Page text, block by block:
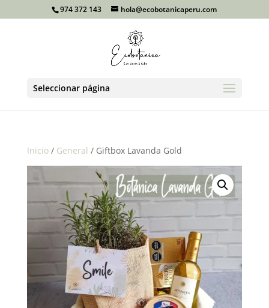
974 372 143 hola@ecobotanicaperu.com
Seleccionar página
Inicio/ General / Giftbox Lavanda Gold